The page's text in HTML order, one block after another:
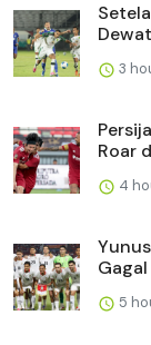
3
Roar
4
Gagal
5